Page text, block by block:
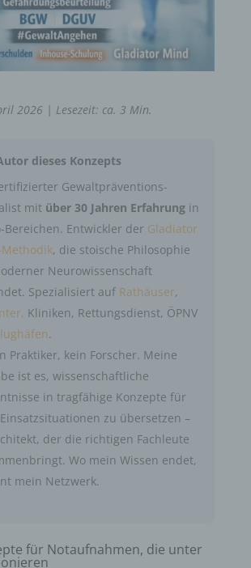
2026 | Lesezeit: ca. 3 Min.
dieses Konzepts
Gewaltpräventions-
mit über 30 Jahren Erfahrungin
Bereichen. Entwickler der Gladiator
, die stoische Philosophie
Neurowissenschaft
Spezialisiert auf Rathäuser,
Kliniken, Rettungsdienst, ÖPNV
.
Praktiker, kein Forscher. Meine
ist es, wissenschaftliche
in tragfähige Konzepte für
zu übersetzen –
der die richtigen Fachleute
Wo mein Wissen endet,
mein Netzwerk.
für Notaufnahmen, die unter